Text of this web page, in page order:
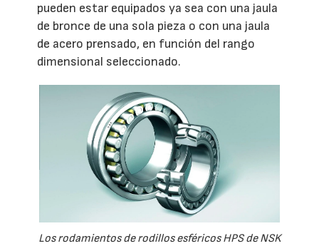
pueden estar equipados ya sea con una jaula
de bronce de una sola pieza o con una jaula
de acero prensado, en función del rango
dimensional seleccionado.
Los rodamientos de rodillos esféricos HPS de NSK